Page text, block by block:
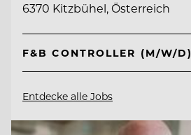
6370 Kitzbühel, Österreich
F&B CONTROLLER (M/W/D)
Entdecke alle Jobs